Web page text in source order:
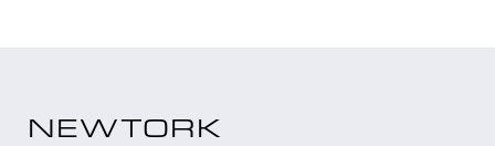
NEWTORK